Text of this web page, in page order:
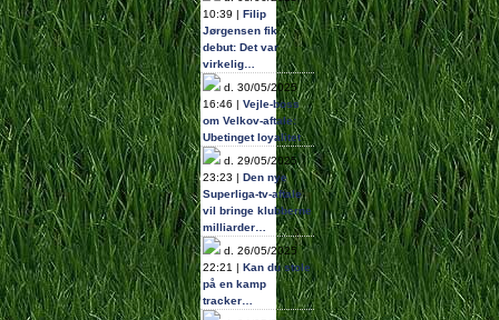
10:39 | Filip
Jørgensen fik
debut: Det var
virkelig…
d. 30/05/2025
16:46 | Vejle-boss
om Velkov-aftale:
Ubetinget loyalitet
d. 29/05/2025
23:23 | Den nye
Superliga-tv-aftale
vil bringe klubberne
milliarder…
d. 26/05/2025
22:21 | Kan du stole
på en kamp
tracker…